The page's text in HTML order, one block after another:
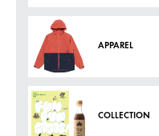
APPAREL
COLLECTION